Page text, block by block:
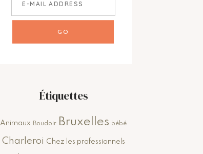
Étiquettes
Animaux Boudoir Bruxelles bébé
Charleroi Chez les professionnels